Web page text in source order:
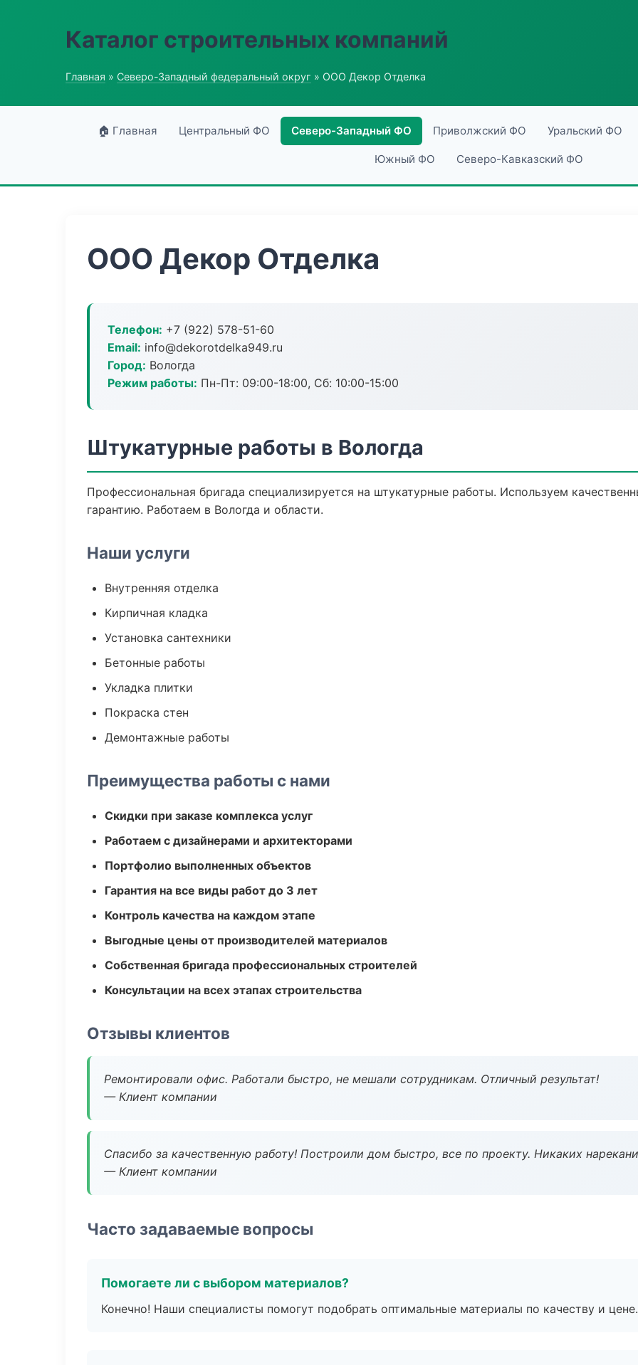
Каталог строительных компаний
Главная » Северо-Западный федеральный округ » ООО Декор Отделка
🏠 Главная Центральный ФО Северо-Западный ФО Приволжский ФО Уральский ФО
Южный ФО Северо-Кавказский ФО
ООО Декор Отделка
Телефон: +7 (922) 578-51-60
Email: info@dekorotdelka949.ru
Город: Вологда
Режим работы: Пн-Пт: 09:00-18:00, Сб: 10:00-15:00
Штукатурные работы в Вологда
Профессиональная бригада специализируется на штукатурные работы. Используем
гарантию. Работаем в Вологда и области.
Наши услуги
Внутренняя отделка
Кирпичная кладка
Установка сантехники
Бетонные работы
Укладка плитки
Покраска стен
Демонтажные работы
Преимущества работы с нами
Скидки при заказе комплекса услуг
Работаем с дизайнерами и архитекторами
Портфолио выполненных объектов
Гарантия на все виды работ до 3 лет
Контроль качества на каждом этапе
Выгодные цены от производителей материалов
Собственная бригада профессиональных строителей
Консультации на всех этапах строительства
Отзывы клиентов
Ремонтировали офис. Работали быстро, не мешали сотрудникам. Отличный результат!
— Клиент компании
Спасибо за качественную работу! Построили дом быстро, все по проекту. Никаких
— Клиент компании
Часто задаваемые вопросы
Помогаете ли с выбором материалов?
Конечно! Наши специалисты помогут подобрать оптимальные материалы по качеству и цене.